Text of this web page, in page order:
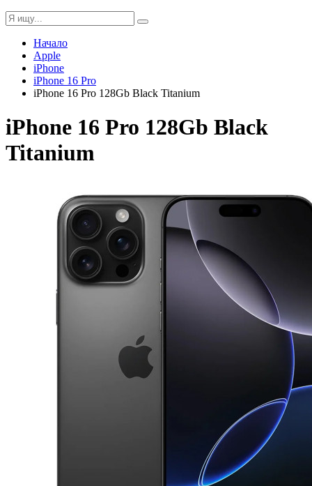
Начало
Apple
iPhone
iPhone 16 Pro
iPhone 16 Pro 128Gb Black Titanium
iPhone 16 Pro 128Gb Black
Titanium